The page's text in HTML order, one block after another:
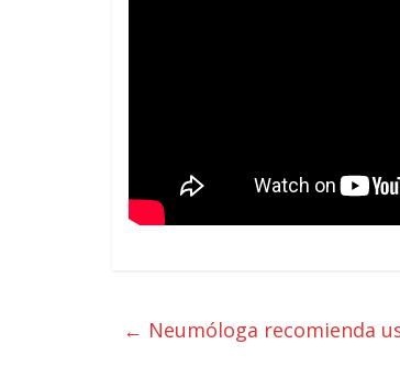
← Neumóloga recomienda